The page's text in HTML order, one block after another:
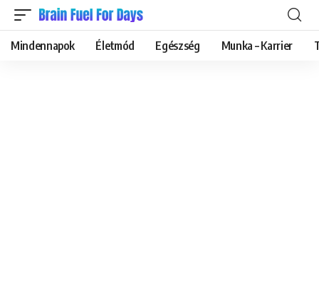
Mindennapok Életmód Egészség Munka – Karrier